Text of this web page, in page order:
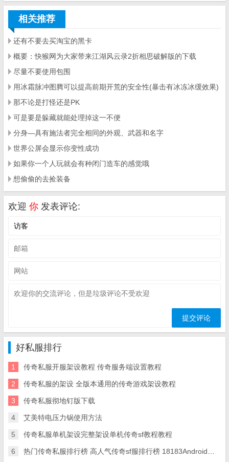
相关推荐
还有不要去买淘宝的黑卡
概要：快猴网为大家带来江湖风云录2折相思破解版的下载
尽量不要使用包围
用冰霜脉冲图腾可以提高前期开荒的安全性(暴击有冰冻冰缓效果)
那不论是打怪还是PK
可是要是躲藏就能处理掉这一不便
分身—具有施法者完全相同的外观、武器和名字
世界公屏会显示你变性成功
如果你一个人玩就会有种闭门造车的感觉哦
想偷偷的去捡装备
欢迎 你 发表评论:
好私服排行
1 传奇私服开服架设教程 传奇服务端设置教程
2 传奇私服的架设 全版本通用的传奇游戏架设教程
3 传奇私服彻地钉版下载
4 艾美特电压力锅使用方法
5 传奇私服单机架设完整架设单机传奇sf教程教程
6 热门传奇私服排行榜 高人气传奇sf服排行榜 18183Android游戏频道